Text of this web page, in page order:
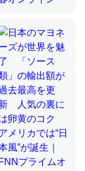
覗いてる。ぼ
マップで
が分かるので
ITツール導入で
LIFULL介護